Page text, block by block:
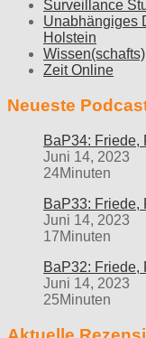
Surveillance
Unabhängiges
Holstein
Zeit Online
Neueste
BaP34: Friede,
Juni 14, 2023
24Minuten
BaP33: Friede,
Juni 14, 2023
17Minuten
BaP32: Friede,
Juni 14, 2023
25Minuten